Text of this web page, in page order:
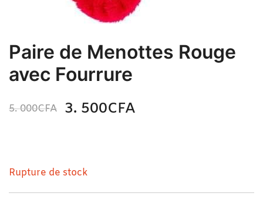
Paire de Menottes Rouge
avec Fourrure
5. 000CFA 3. 500CFA
Rupture de stock